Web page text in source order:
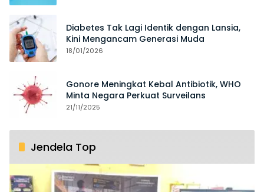
Diabetes Tak Lagi Identik dengan Lansia,
Kini Mengancam Generasi Muda
18/01/2026
Gonore Meningkat Kebal Antibiotik, WHO
Minta Negara Perkuat Surveilans
21/11/2025
Jendela Top